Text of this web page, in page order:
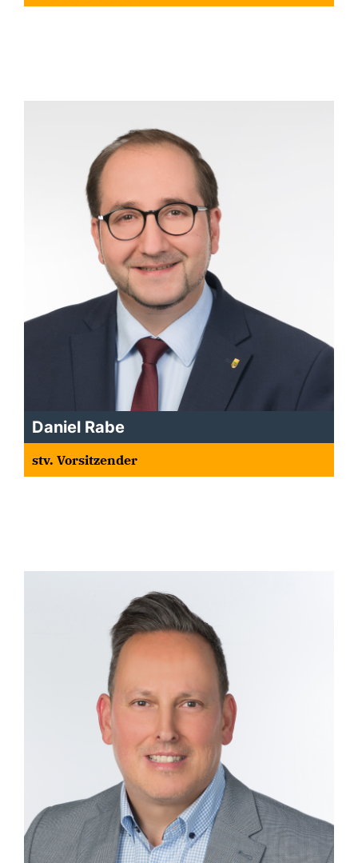
Daniel Rabe
stv. Vorsitzender